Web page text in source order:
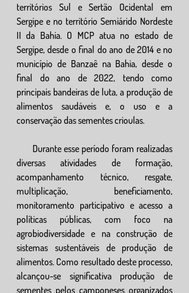
territórios Sul e Sertão Ocidental em
Sergipe e no território Semiárido Nordeste
II da Bahia. O MCP atua no estado de
Sergipe, desde o final do ano de 2014 e no
município de Banzaê na Bahia, desde o
final do ano de 2022, tendo como
principais bandeiras de luta, a produção de
alimentos saudáveis e, o uso e a
conservação das sementes crioulas.
diversas atividades de formação,
acompanhamento técnico, resgate,
multiplicação, beneficiamento,
monitoramento participativo e acesso a
políticas públicas, com foco na
agrobiodiversidade e na construção de
sistemas sustentáveis de produção de
alimentos. Como resultado deste processo,
alcançou-se significativa produção de
sementes pelos camponeses organizados